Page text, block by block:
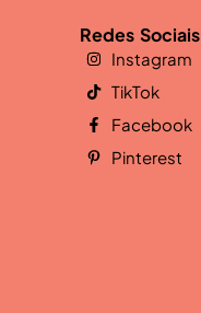
Redes Sociais
Instagram
TikTok
Facebook
Pinterest